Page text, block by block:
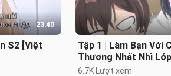
23:40
S2 [Việt
Tập 1 | Làm Bạn Với
Thương Nhất Nhì
6.7K Lượt xem